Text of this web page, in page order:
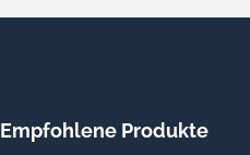
Empfohlene Produkte